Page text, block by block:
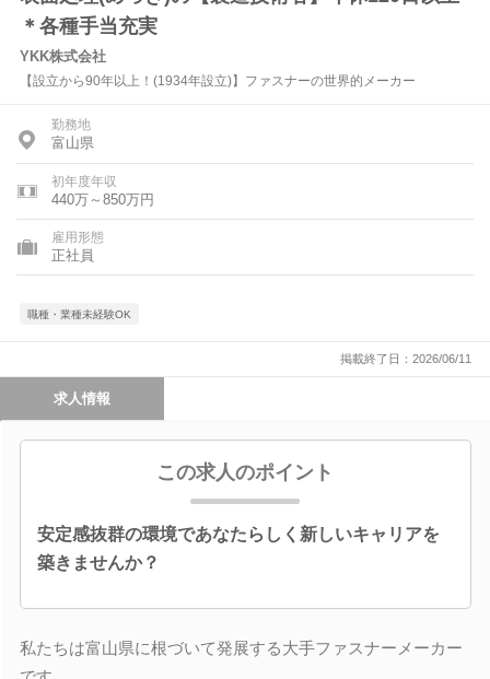
＊各種手当充実
YKK株式会社
【設立から90年以上！(1934年設立)】ファスナーの世界的メーカー
勤務地
富山県
初年度年収
440万～850万円
雇用形態
正社員
職種・業種未経験OK
掲載終了日：2026/06/11
求人情報
この求人のポイント
安定感抜群の環境であなたらしく新しいキャリアを
築きませんか？
私たちは富山県に根づいて発展する大手ファスナーメーカー